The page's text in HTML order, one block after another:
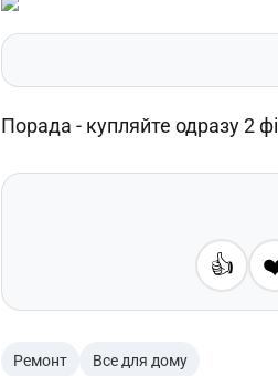
Порада - купляйте одразу 2
👍
Ремонт Все для дому